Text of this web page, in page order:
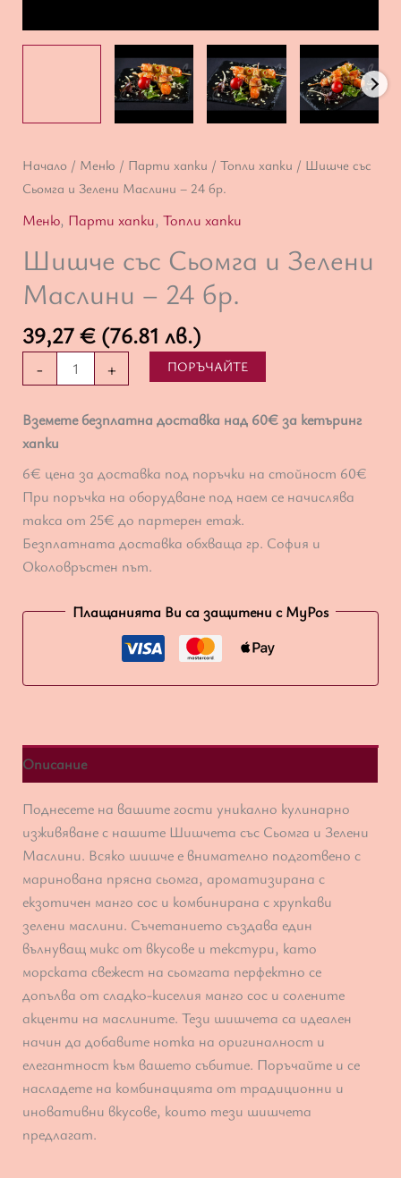
Начало / Меню / Парти хапки /Топли хапки / Шишче със
Сьомга и Зелени Маслини – 24 бр.
Меню, Парти хапки,Топли хапки
Шишче със Сьомга и Зелени
Маслини – 24 бр.
39,27€ (76.81 лв.)
-
количество
за
Шишче
Сьомга
Зелени
Маслини
–
24
+ ПОРЪЧАЙТЕ
Вземете безплатна доставка над 60€ за кетъринг
хапки
6€ цена за доставка под поръчки на стойност 60€
При поръчка на оборудване под наем се начислява
такса от 25€ до партерен етаж.
Безплатната доставка обхваща гр. София и
Околовръстен път.
Плащанията Ви са защитени с MyPos
Описание
Поднесете на вашите гости уникално кулинарно
изживяване с нашите Шишчета със Сьомга и Зелени
Маслини. Всяко шишче е внимателно подготвено с
маринована прясна сьомга, ароматизирана с
екзотичен манго сос и комбинирана с хрупкави
зелени маслини. Съчетанието създава един
вълнуващ микс от вкусове и текстури, като
морската свежест на сьомгата перфектно се
допълва от сладко-киселия манго сос и солените
акценти на маслините. Тези шишчета са идеален
начин да добавите нотка на оригиналност и
елегантност към вашето събитие. Поръчайте и се
насладете на комбинацията от традиционни и
иновативни вкусове, които тези шишчета
предлагат.